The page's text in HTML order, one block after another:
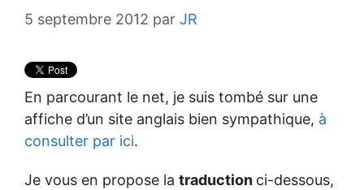
5 septembre 2012 par JR
En parcourant le net, je suis tombé sur une
affiche d’un site anglais bien sympathique, à
consulter par ici.
Je vous en propose la traduction ci-dessous,